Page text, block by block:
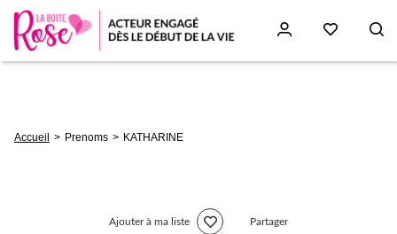
d'Ariane
Accueil Prenoms KATHARINE
Ajouter à ma liste Partager